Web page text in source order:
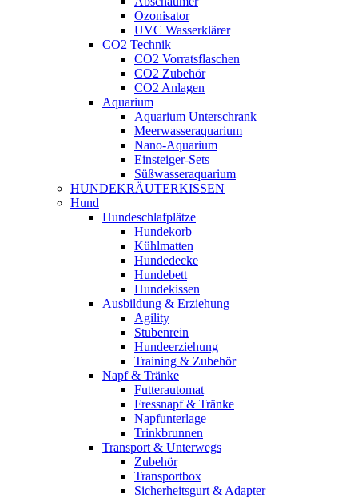
Ozonisator
UVC Wasserklärer
CO2 Technik
CO2 Vorratsflaschen
CO2 Zubehör
CO2 Anlagen
Aquarium
Aquarium Unterschrank
Meerwasseraquarium
Nano-Aquarium
Einsteiger-Sets
Süßwasseraquarium
HUNDEKRÄUTERKISSEN
Hund
Hundeschlafplätze
Hundekorb
Kühlmatten
Hundedecke
Hundebett
Hundekissen
Ausbildung & Erziehung
Agility
Stubenrein
Hundeerziehung
Training & Zubehör
Napf & Tränke
Futterautomat
Fressnapf & Tränke
Napfunterlage
Trinkbrunnen
Transport & Unterwegs
Zubehör
Transportbox
Sicherheitsgurt & Adapter